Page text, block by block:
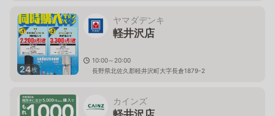
24枚
ヤマダデンキ
軽井沢店
10:00～20:00
長野県北佐久郡軽井沢町大字長倉1879-2
カインズ